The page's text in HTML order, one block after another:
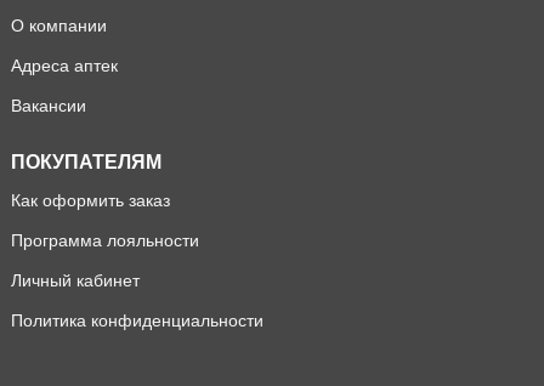
О компании
Адреса аптек
Вакансии
ПОКУПАТЕЛЯМ
Как оформить заказ
Программа лояльности
Личный кабинет
Политика конфиденциальности